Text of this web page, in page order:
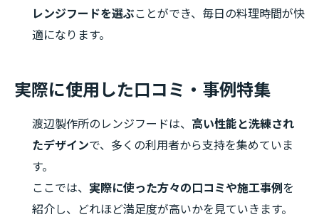
レンジフードを選ぶことができ、毎日の料理時間が快
適になります。
実際に使用した口コミ・事例特集
渡辺製作所のレンジフードは、 高い性能と洗練され
たデザインで、多くの利用者から支持を集めていま
す。
ここでは、 実際に使った方々の口コミや施工事例 を
紹介し、どれほど満足度が高いかを見ていきます。